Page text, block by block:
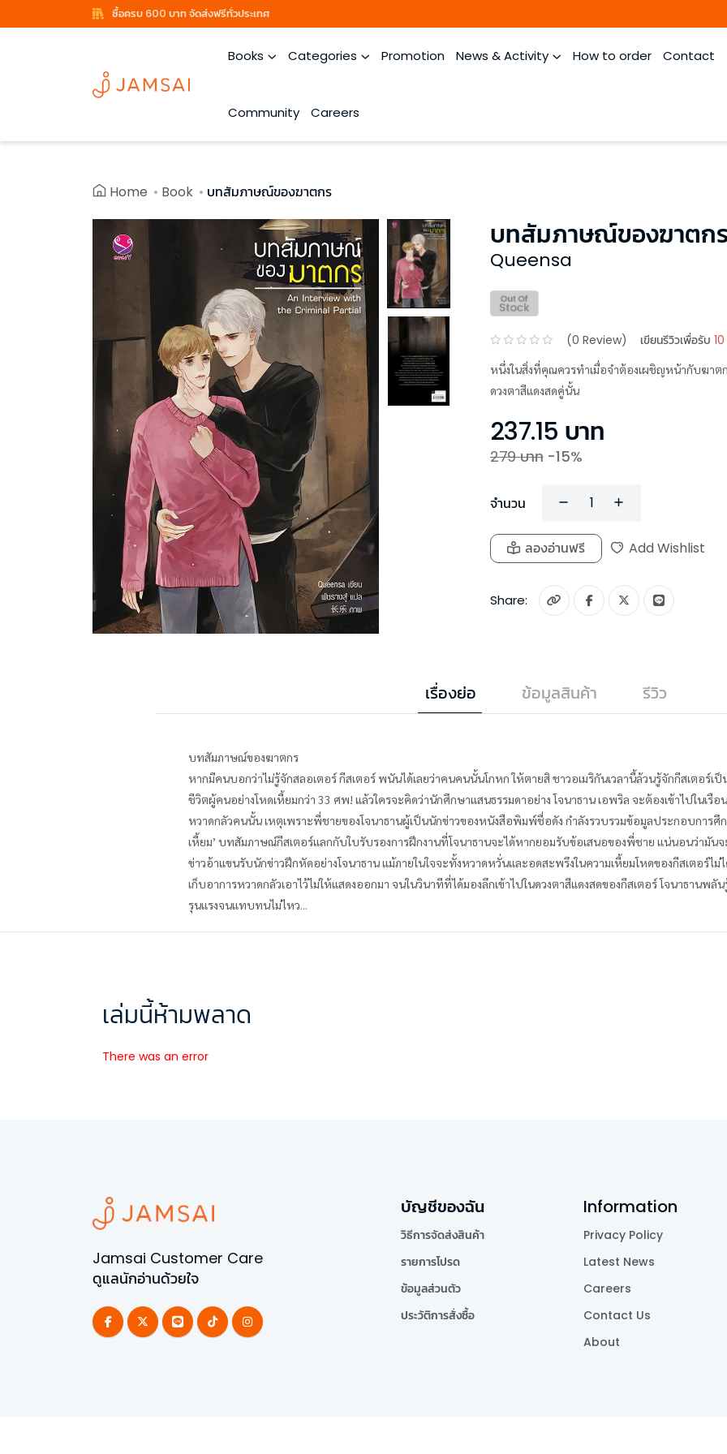
ซื้อครบ 600 บาท จัดส่งฟรีทั่วประเทศ
Books Categories Promotion News & Activity How to order Contact
Community Careers
Home Book บทสัมภาษณ์ของฆาตกร
บทสัมภาษณ์ของฆาตกร
Queensa
(0 Review) เขียนรีวิวเพื่อรับ
หนึ่งในสิ่งที่คุณควรทำเมื่อจำต้องเผชิญหน้ากับฆาต
ดวงตาสีแดงสดคู่นั้น
237.15 บาท
279บาท -15%
จำนวน
ลองอ่านฟรี Add Wishlist
Share:
เรื่องย่อ ข้อมูลสินค้า รีวิว
บทสัมภาษณ์ของฆาตกร
หากมีคนบอกว่าไม่รู้จักสลอเตอร์ กีสเตอร์ พนันได้เลยว่าคนคนนั้นโกหก ให้ตายสิ ชาวอเมริกันเวลานี้ล้วนรู้จักกีสเตอร์เ
ชีวิตผู้คนอย่างโหดเหี้ยมกว่า 33 ศพ! แล้วใครจะคิดว่านักศึกษาแสนธรรมดาอย่าง โจนาธาน เอพริล จะต้องเข้าไปในเ
หวาดกลัวคนนั้น เหตุเพราะพี่ชายของโจนาธานผู้เป็นนักข่าวของหนังสือพิมพ์ชื่อดัง กำลังรวบรวมข้อมูลประกอบการ
เหี้ยม’ บทสัมภาษณ์กีสเตอร์แลกกับใบรับรองการฝึกงานที่โจนาธานจะได้หากยอมรับข้อเสนอของพี่ชาย แน่นอนว่ามัน
ข่าวอ้าแขนรับนักข่าวฝึกหัดอย่างโจนาธาน แม้ภายในใจจะทั้งหวาดหวั่นและอดสะพรึงในความเหี้ยมโหดของกีสเตอร์ไม่
เก็บอาการหวาดกลัวเอาไว้ไม่ให้แสดงออกมา จนในวินาทีที่ได้มองลึกเข้าไปในดวงตาสีแดงสดของกีสเตอร์ โจนาธานพลั
รุนแรงจนแทบทนไม่ไหว...
เล่มนี้ห้ามพลาด
There was an error
Jamsai Customer Care
ดูแลนักอ่านด้วยใจ
บัญชีของฉัน
วิธีการจัดส่งสินค้า
รายการโปรด
ข้อมูลส่วนตัว
ประวัติการสั่งซื้อ
Information
Privacy Policy
Latest News
Careers
Contact Us
About